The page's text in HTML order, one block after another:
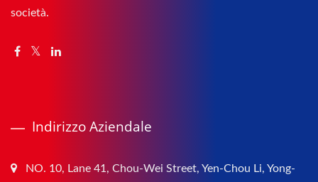
società.
Indirizzo Aziendale
NO. 10, Lane 41, Chou-Wei Street, Yen-Chou Li, Yong-